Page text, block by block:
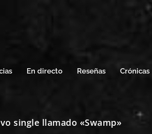
En directo Reseñas Crónicas
single llamado «Swamp»